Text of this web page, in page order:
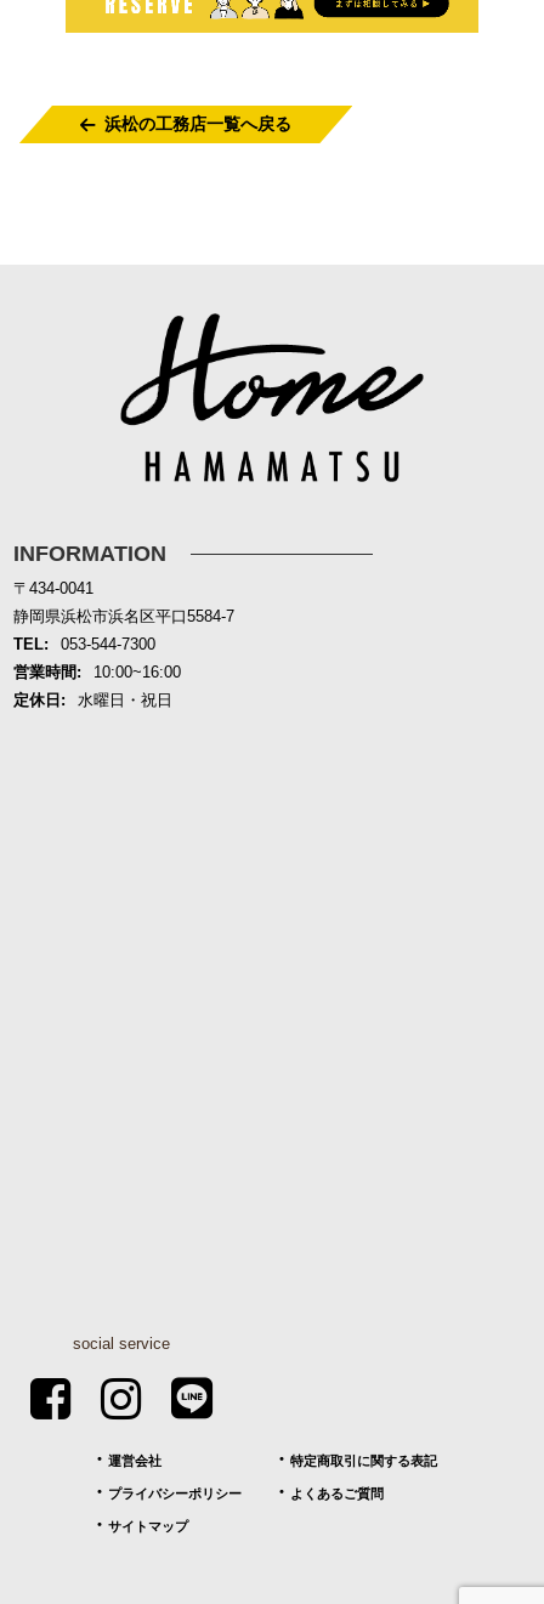
浜松の工務店一覧へ戻る
INFORMATION
〒434-0041
静岡県浜松市浜名区平口5584-7
TEL:
053-544-7300
営業時間:
10:00~16:00
定休日:
水曜日・祝日
social service
運営会社 特定商取引に関する表記
プライバシーポリシー よくあるご質問
サイトマップ